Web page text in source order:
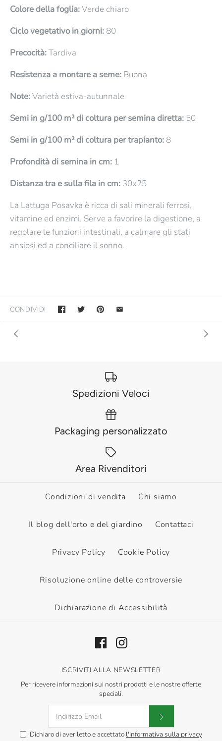
Colore della foglia:Verde chiaro
Ciclo vegetativo in giorni: 80
Precocità:Tardiva
Resistenza a montare a seme: Buona
Note:Varietà estiva-autunnale
Semi in g/100 m² di coltura per semina diretta: 50
Semi in g/100 m² di coltura per trapianto: 8
Profondità di semina in cm: 1
Distanza tra e sulla fila in cm: 30x25
La Lattuga Posavka è ricca di sali minerali ferrosi,
vitamine ed enzimi. Serve a favorire la digestione, a
regolare le funzioni intestinali, a calmare gli stati
ansiosi ed a conciliare il sonno.
CONDIVIDI
Spedizioni Veloci
Packaging personalizzato
Area Rivenditori
Condizioni di vendita Chi siamo
Il blog dell'orto e del giardino Contattaci
Privacy Policy Cookie Policy
Risoluzione online delle controversie
Dichiarazione di Accessibilità
ISCRIVITI ALLA NEWSLETTER
Per ricevere informazioni sui nostri prodotti e le nostre offerte
speciali.
Dichiaro di aver letto e accettato l'informativa sulla privacy